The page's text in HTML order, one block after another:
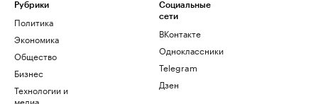
Рубрики
Политика
Экономика
Общество
Бизнес
Технологии и
медиа
Социальные
сети
ВКонтакте
Одноклассники
Telegram
Дзен